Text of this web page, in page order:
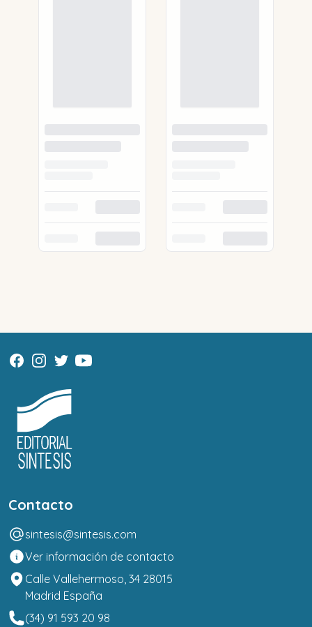
Contacto
sintesis@sintesis.com
Ver información de contacto
Calle Vallehermoso, 34 28015
Madrid España
(34) 91 593 20 98